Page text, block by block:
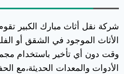
شركة نقل أثاث مبارك الكبير
الأثاث الموجود في الشقق أو
وقت دون أي تأخير باستخدام
الأدوات والمعدات الحديثة،مع